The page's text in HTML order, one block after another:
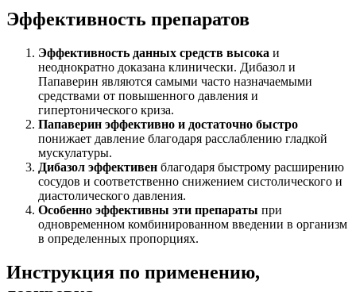
Эффективность препаратов
Эффективность данных средств высока и
неоднократно доказана клинически. Дибазол и
Папаверин являются самыми часто назначаемыми
средствами от повышенного давления и
гипертонического криза.
Папаверин эффективно и достаточно быстро
понижает давление благодаря расслаблению гладкой
мускулатуры.
Дибазол эффективен благодаря быстрому расширению
сосудов и соответственно снижением систолического и
диастолического давления.
Особенно эффективны эти препараты при
одновременном комбинированном введении в организм
в определенных пропорциях.
Инструкция по применению,